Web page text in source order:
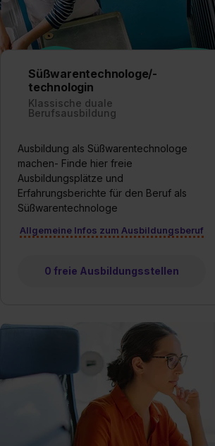
Süßwarentechnologe/-
technologin
Klassische duale
Berufsausbildung
Ausbildung als Süßwarentechnologe
machen- Finde hier freie
Ausbildungsplätze und
Erfahrungsberichte für den Beruf als
Süßwarentechnologe
Allgemeine Infos zum Ausbildungsberuf
0 freie Ausbildungsstellen